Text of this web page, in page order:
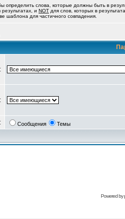
определить слова, которые должны быть в
и NOT для слов, которых в
шаблона для частичного совпадения.
Сообщения Темы
Powered by